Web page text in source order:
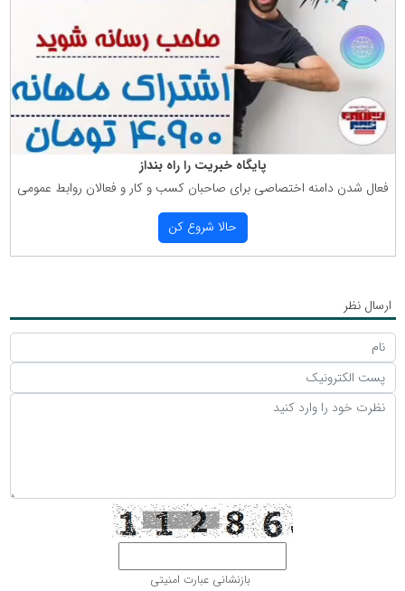
پایگاه خبریت را راه بنداز
فعال شدن دامنه اختصاصی برای صاحبان كسب و كار و فعالان روابط عمومی
حالا شروع كن
ارسال نظر
بازنشانی عبارت امنیتی